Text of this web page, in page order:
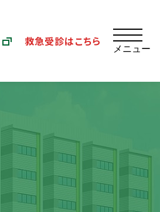
救急受診はこちら
メニュー